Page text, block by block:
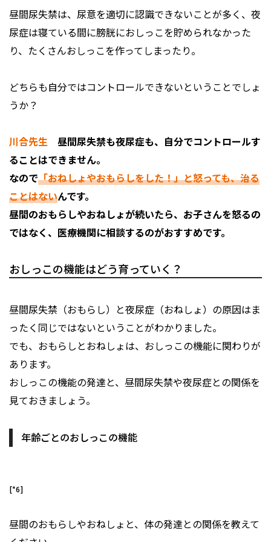
昼間尿失禁は、尿意を適切に認識できないことが多く、夜
尿症は寝ている間に膀胱におしっこを貯められなかった
り、たくさんおしっこを作ってしまったり。
どちらも自分ではコントロールできないということでしょ
うか？
川合先生 昼間尿失禁も夜尿症も、自分でコントロールす
ることはできません。
なので「おねしょやおもらしをした！」と怒っても、治る
ことはないんです。
昼間のおもらしやおねしょが続いたら、お子さんを怒るの
ではなく、医療機関に相談するのがおすすめです。
おしっこの機能はどう育っていく？
昼間尿失禁（おもらし）と夜尿症（おねしょ）の原因はま
ったく同じではないということがわかりました。
でも、おもらしとおねしょは、おしっこの機能に関わりが
あります。
おしっこの機能の発達と、昼間尿失禁や夜尿症との関係を
見ておきましょう。
年齢ごとのおしっこの機能
[*6]
昼間のおもらしやおねしょと、体の発達との関係を教えて